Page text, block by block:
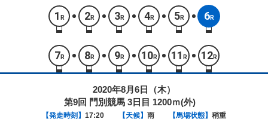
1 R 2R 3R 4R 5R 6R
7 R 8R 9R 10R 11 R 12R
2020年8月6日（木）
第9回 門別競馬 3日目 1200ｍ(外)
【発走時刻】 17:20 【天候】 雨 【馬場状態】 稍重